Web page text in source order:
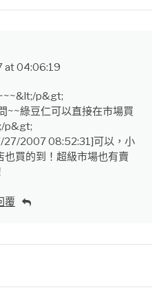
at 04:06:19
p&gt;
~~綠豆仁可以直接在市場買
p&gt;
27/2007 08:52:31]可以，小
也買的到！超級市場也有賣
覆